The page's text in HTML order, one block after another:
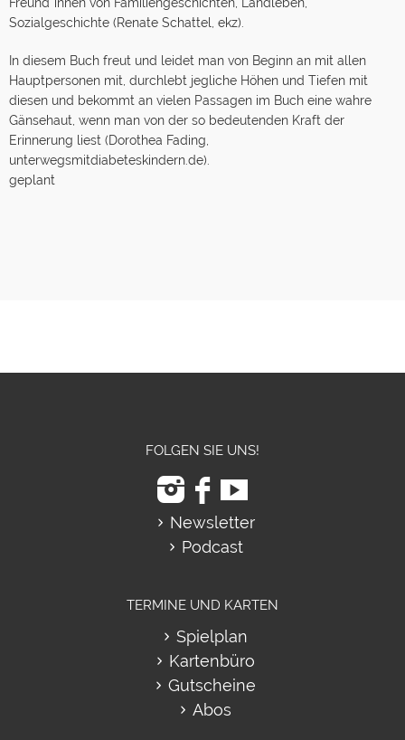
Sozialgeschichte (Renate Schattel, ekz).
In diesem Buch freut und leidet man von Beginn an mit allen
Hauptpersonen mit, durchlebt jegliche Höhen und Tiefen mit
diesen und bekommt an vielen Passagen im Buch eine wahre
Gänsehaut, wenn man von der so bedeutenden Kraft der
Erinnerung liest (Dorothea Fading,
unterwegsmitdiabeteskindern.de).
geplant
FOLGEN SIE UNS!
Newsletter
Podcast
TERMINE UND KARTEN
Spielplan
Kartenbüro
Gutscheine
Abos